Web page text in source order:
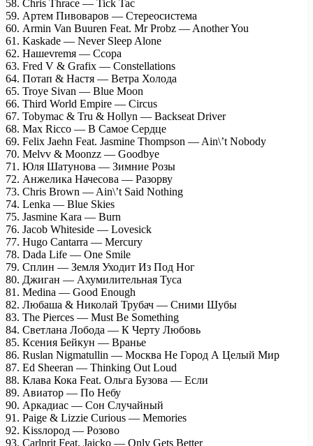
58. Chris Thrace — Tick Tac
59. Артем Пивоваров — Стереосистема
60. Armin Van Buuren Feat. Mr Probz — Another You
61. Kaskade — Never Sleep Alone
62. Нашеvremя — Ссора
63. Fred V & Grafix — Constellations
64. Потап & Настя — Ветра Холода
65. Troye Sivan — Blue Moon
66. Third World Empire — Circus
67. Tobymac & Tru & Hollyn — Backseat Driver
68. Max Ricco — В Самое Сердце
69. Felix Jaehn Feat. Jasmine Thompson — Ain\’t Nobody
70. Melvv & Moonzz — Goodbye
71. Юля Шатунова — Зимние Розы
72. Анжелика Начесова — Разорву
73. Chris Brown — Ain\’t Said Nothing
74. Lenka — Blue Skies
75. Jasmine Kara — Burn
76. Jacob Whiteside — Lovesick
77. Hugo Cantarra — Mercury
78. Dada Life — One Smile
79. Сплин — Земля Уходит Из Под Ног
80. Джиган — Ахумилительная Туса
81. Medina — Good Enough
82. Любаша & Николай Трубач — Сними Шубы
83. The Pierces — Must Be Something
84. Светлана Лобода — К Черту Любовь
85. Ксения Бейкун — Вранье
86. Ruslan Nigmatullin — Москва Не Город А Целый Мир
87. Ed Sheeran — Thinking Out Loud
88. Клава Кока Feat. Ольга Бузова — Если
89. Авиатор — По Небу
90. Аркадиас — Сон Случайный
91. Paige & Lizzie Curious — Memories
92. Kissлород — Розово
93. Carlprit Feat. Jaicko — Only Gets Better